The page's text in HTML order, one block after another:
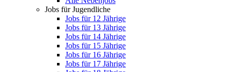
Jobs für Jugendliche
Jobs für 12 Jährige
Jobs für 13 Jährige
Jobs für 14 Jährige
Jobs für 15 Jährige
Jobs für 16 Jährige
Jobs für 17 Jährige